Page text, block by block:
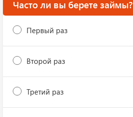
Часто ли вы берете займы?
Первый раз
Второй раз
Третий раз